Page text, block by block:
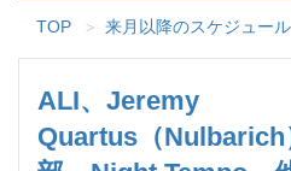
TOP 来月以降のスケジュール
ALI、Jeremy
Quartus（Nulbarich